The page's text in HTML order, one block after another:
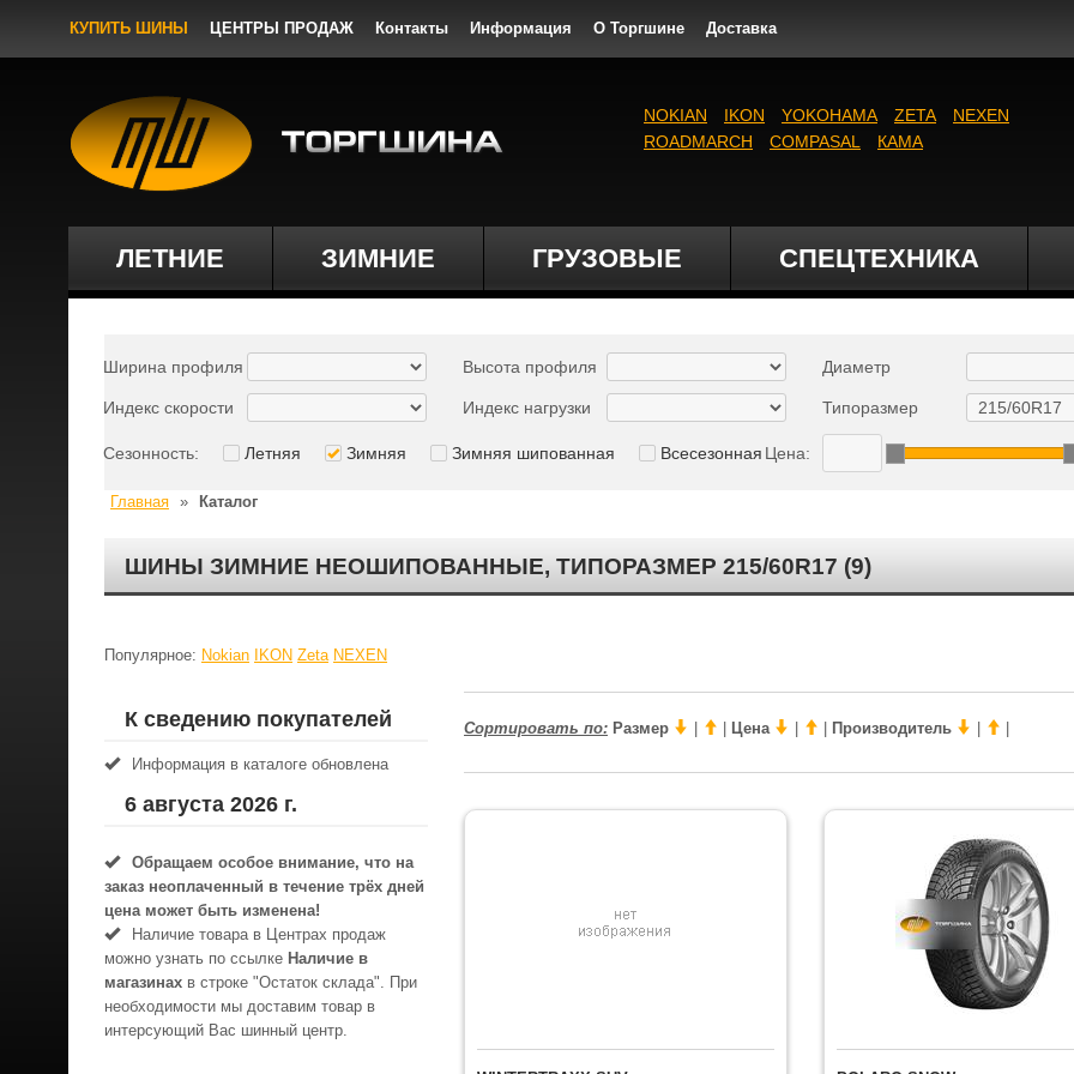
КУПИТЬ ШИНЫ ЦЕНТРЫ ПРОДАЖ Контакты Информация О Торгшине Доставка
ЛЕТНИЕ ЗИМНИЕ ГРУЗОВЫЕ СПЕЦТЕХНИКА
NOKIAN IKON YOKOHAMA ZETA
NEXEN
ROADMARCH
COMPASAL КАМА
Главная » Каталог
ШИНЫ ЗИМНИЕ НЕОШИПОВАННЫЕ, ТИПОРАЗМЕР 215/60R17 (9)
Популярное: Nokian IKON Zeta NEXEN
К сведению покупателей
Информация в каталоге обновлена
6 августа 2026 г.
Обращаем особое внимание, что на
заказ неоплаченный в течениe трёх дней
цена может быть изменена!
Наличие товара в Центрах продаж
можно узнать по ссылке Наличие в
магазинах в строке "Остаток склада". При
необходимости мы доставим товар в
интерсующий Вас шинный центр.
Сортировать по: Размер Цена Производитель
Ширина профиля Высота профиля Диаметр
Индекс скорости Индекс нагрузки Типоразмер
Сезонность: Летняя Зимняя Зимняя шипованная Всесезонная Цена: